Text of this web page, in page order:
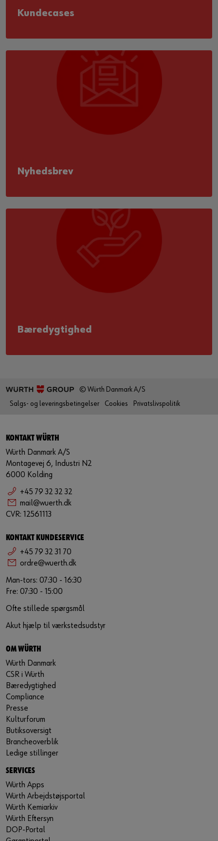
Kundecases
Nyhedsbrev
Bæredygtighed
© Würth Danmark A/S
Salgs- og leveringsbetingelser
Cookies Privatslivspolitik
KONTAKT WÜRTH
Würth Danmark A/S
Montagevej 6, Industri N2
6000 Kolding
+45 79 32 32 32
mail@wuerth.dk
CVR: 12561113
KONTAKT KUNDESERVICE
+45 79 32 31 70
ordre@wuerth.dk
Man-tors: 07:30 - 16:30
Fre: 07:30 - 15:00
Ofte stillede spørgsmål
Akut hjælp til værkstedsudstyr
OM WÜRTH
Würth Danmark
CSR i Würth
Bæredygtighed
Compliance
Presse
Kulturforum
Butiksoversigt
Brancheoverblik
Ledige stillinger
SERVICES
Würth Apps
Würth Arbejdstøjsportal
Würth Kemiarkiv
Würth Eftersyn
DOP-Portal